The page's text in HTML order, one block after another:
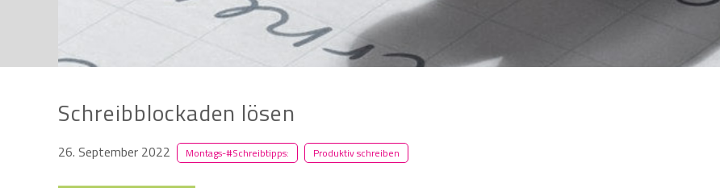
Schreibblockaden lösen
26. September 2022 Montags-#Schreibtipps: Produktiv schreiben